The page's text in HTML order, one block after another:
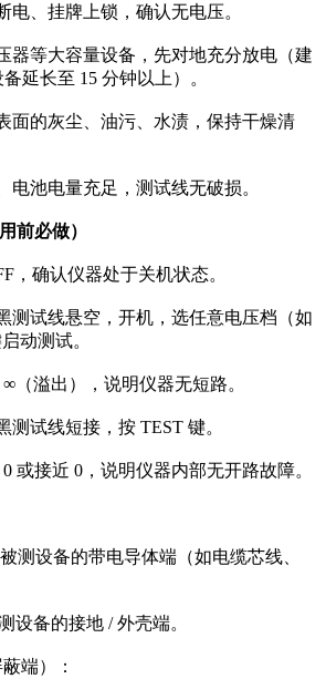
电、挂牌上锁，确认无电压。
器等大容量设备，先对地充分放电（建
延长至 15 分钟以上）。
面的灰尘、油污、水渍，保持干燥清
电池电量充足，测试线无破损。
前必做）
，确认仪器处于关机状态。
测试线悬空，开机，选任意电压档（如
动测试。
（溢出），说明仪器无短路。
测试线短接，按 TEST 键。
或接近 0，说明仪器内部无开路故障。
测设备的带电导体端（如电缆芯线、
设备的接地 / 外壳端。
端）：